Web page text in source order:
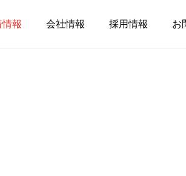
報 会社情報 採用情報 お